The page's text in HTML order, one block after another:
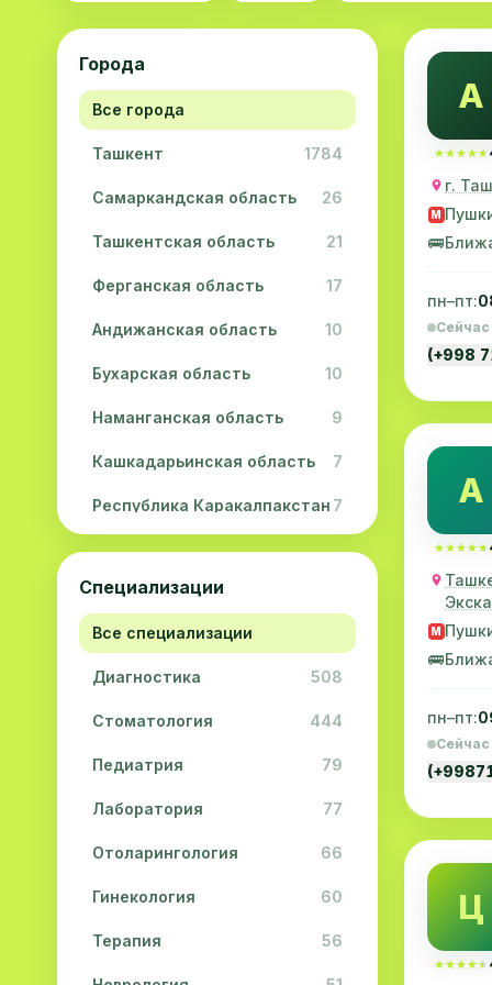
Города
Все города
Ташкент 1784
Самаркандская область 26
Ташкентская область 21
Ферганская область 17
Андижанская область 10
Бухарская область 10
Наманганская область 9
Кашкадарьинская область 7
Республика Каракалпакстан 7
Навоийская область 5
Джизакская область
Сурхандарьинская область
Сырдарьинская область 2
Хорезмская область 2
Специализации
Все специализации
Диагностика 508
Стоматология 444
Педиатрия 79
Лаборатория 77
Отоларингология 66
Гинекология 60
Терапия 56
A
★★★★★
★★★★★
г.
M
🚌
пн–пт:
(+998
А
★★★★★
★★★★★
M
🚌
пн–пт:
Ц
★★★★★
★★★★★